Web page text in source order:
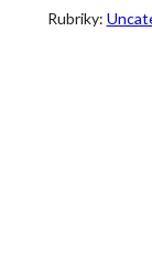
Rubriky: